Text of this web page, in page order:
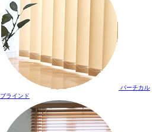
バーチカル
ブラインド